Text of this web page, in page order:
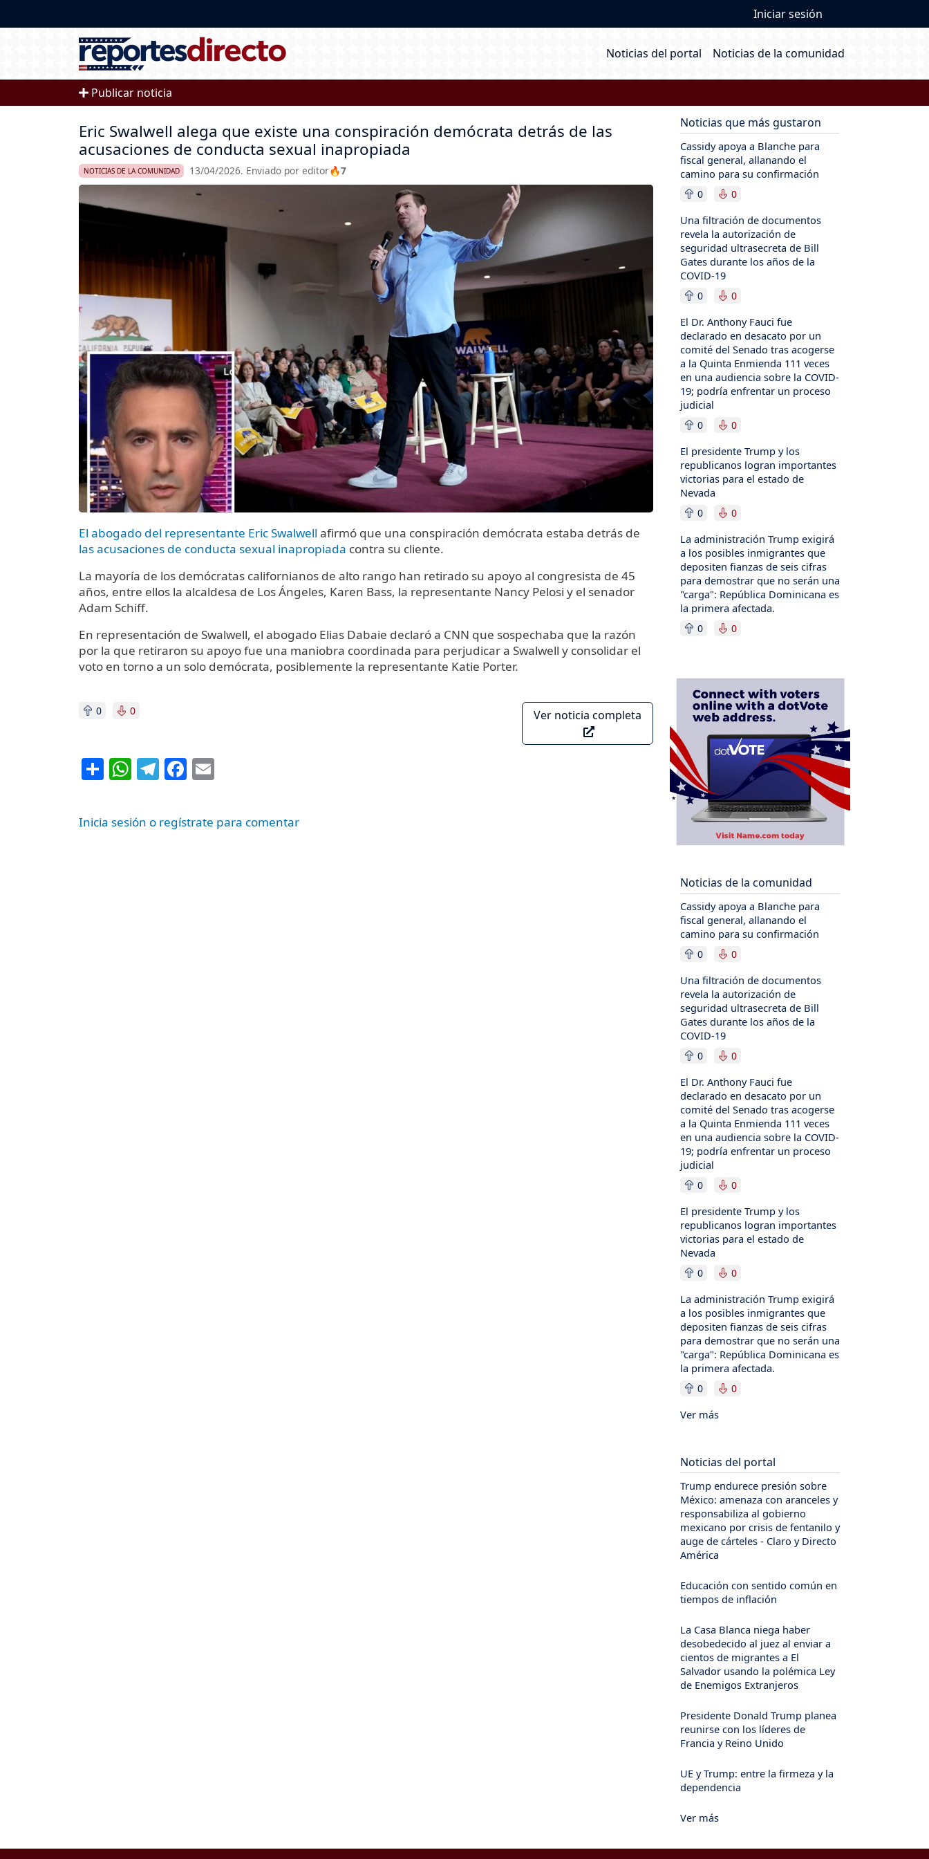
User account
Iniciar sesión
Main navigation
Noticias del portal Noticias de la comunidad
Publicar noticia
Eric Swalwell alega que existe una conspiración demócrata detrás de las
acusaciones de conducta sexual inapropiada
NOTICIAS DE LA COMUNIDAD 13/04/2026. Enviado por editor🔥7
Imagen
El abogado del representante Eric Swalwell afirmó que una conspiración demócrata estaba detrás de
las acusaciones de conducta sexual inapropiada contra su cliente.
La mayoría de los demócratas californianos de alto rango han retirado su apoyo al congresista de 45
años, entre ellos la alcaldesa de Los Ángeles, Karen Bass, la representante Nancy Pelosi y el senador
Adam Schiff.
En representación de Swalwell, el abogado Elias Dabaie declaró a CNN que sospechaba que la razón
por la que retiraron su apoyo fue una maniobra coordinada para perjudicar a Swalwell y consolidar el
voto en torno a un solo demócrata, posiblemente la representante Katie Porter.
0 0 Ver noticia completa
ShareWhatsApp
Telegram
Facebook
Inicia sesión o regístrate para comentar
Noticias que más gustaron
Cassidy apoya a Blanche para
fiscal general, allanando el
camino para su confirmación
0 0
Una filtración de documentos
revela la autorización de
seguridad ultrasecreta de Bill
Gates durante los años de la
COVID-19
0 0
El Dr. Anthony Fauci fue
declarado en desacato por un
comité del Senado tras acogerse
a la Quinta Enmienda 111 veces
en una audiencia sobre la COVID-
19; podría enfrentar un proceso
judicial
0 0
El presidente Trump y los
republicanos logran importantes
victorias para el estado de
Nevada
0 0
La administración Trump exigirá
a los posibles inmigrantes que
depositen fianzas de seis cifras
para demostrar que no serán una
"carga": República Dominicana es
la primera afectada.
0 0
Noticias de la comunidad
Cassidy apoya a Blanche para
fiscal general, allanando el
camino para su confirmación
0 0
Una filtración de documentos
revela la autorización de
seguridad ultrasecreta de Bill
Gates durante los años de la
COVID-19
0 0
El Dr. Anthony Fauci fue
declarado en desacato por un
comité del Senado tras acogerse
a la Quinta Enmienda 111 veces
en una audiencia sobre la COVID-
19; podría enfrentar un proceso
judicial
0 0
El presidente Trump y los
republicanos logran importantes
victorias para el estado de
Nevada
0 0
La administración Trump exigirá
a los posibles inmigrantes que
depositen fianzas de seis cifras
para demostrar que no serán una
"carga": República Dominicana es
la primera afectada.
0 0
Ver más
Noticias del portal
Trump endurece presión sobre
México: amenaza con aranceles y
responsabiliza al gobierno
mexicano por crisis de fentanilo y
auge de cárteles - Claro y Directo
América
Educación con sentido común en
tiempos de inflación
La Casa Blanca niega haber
desobedecido al juez al enviar a
cientos de migrantes a El
Salvador usando la polémica Ley
de Enemigos Extranjeros
Presidente Donald Trump planea
reunirse con los líderes de
Francia y Reino Unido
UE y Trump: entre la firmeza y la
dependencia
Ver más